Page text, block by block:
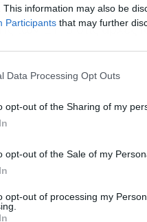
This information may also be
Participants that may further
Data Processing Opt Outs
opt-out of the Sharing of my
opt-out of the Sale of my
opt-out of processing my
για την τρίτη
των ETFs στις αρχές
Εγγραφή
Αποδέχομαι